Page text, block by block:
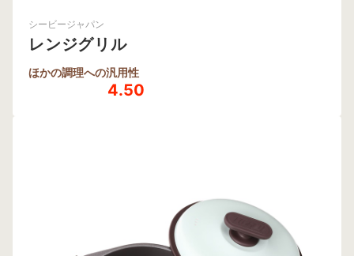
シービージャパン
レンジグリル
ほかの調理への汎用性
4.50